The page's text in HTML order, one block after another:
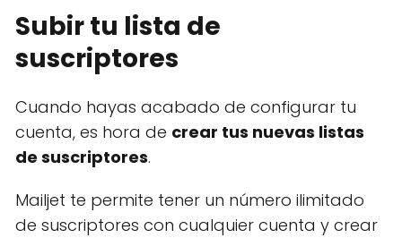
Subir tu lista de
suscriptores
Cuando hayas acabado de configurar tu
cuenta, es hora de crear tus nuevas listas
de suscriptores.
Mailjet te permite tener un número ilimitado
de suscriptores con cualquier cuenta y crear